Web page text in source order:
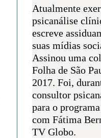
Atualmente
psicanálise
escreve
suas mídias
Assinou uma
Folha de São
2017. Foi,
consultor
para o
com Fátima
TV Globo.